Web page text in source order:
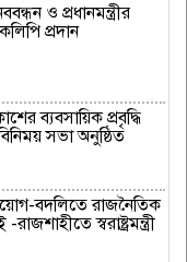
ও প্রধানমন্ত্রীর
প্রদান
ব্যবসায়িক প্রবৃদ্ধি
সভা অনুষ্ঠিত
বদলিতে রাজনৈতিক
রাজশাহীতে স্বরাষ্ট্রমন্ত্রী